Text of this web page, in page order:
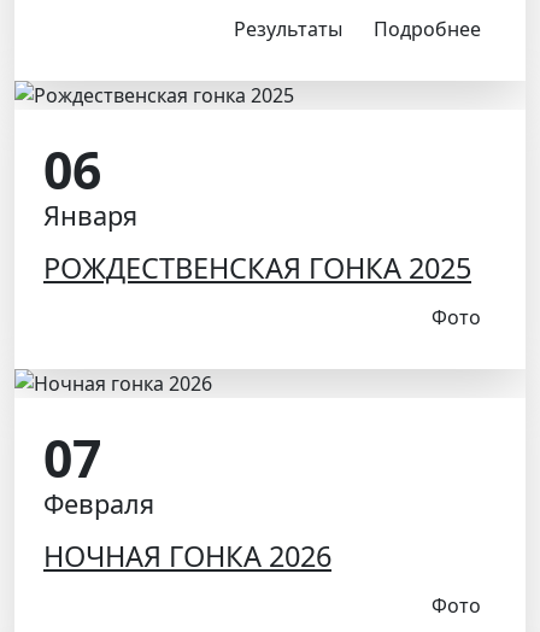
ПодробнееРезультаты Подробнее
06
Января
РОЖДЕСТВЕНСКАЯ ГОНКА 2025
Фото
07
Февраля
НОЧНАЯ ГОНКА 2026
Фото